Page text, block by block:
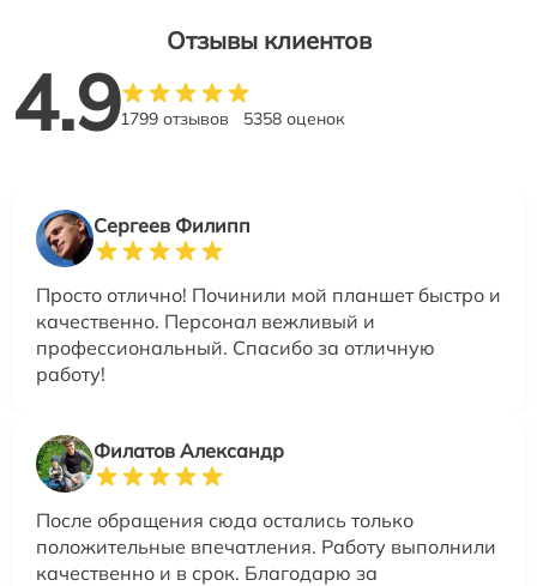
Отзывы клиентов
4.91799 отзывов 5358 оценок
Сергеев Филипп
Просто отлично! Починили мой планшет быстро и
качественно. Персонал вежливый и
профессиональный. Спасибо за отличную
работу!
Филатов Александр
После обращения сюда остались только
положительные впечатления. Работу выполнили
качественно и в срок. Благодарю за